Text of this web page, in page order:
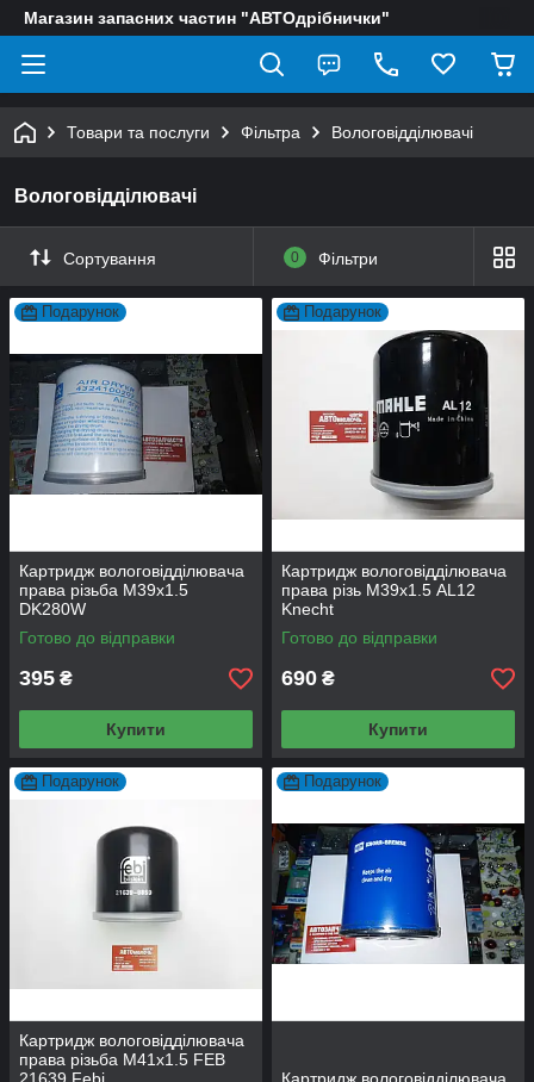
Магазин запасних частин "АВТОдрібнички"
Товари та послуги Фільтра Вологовідділювачі
Вологовідділювачі
Сортування 0 Фільтри
Подарунок
Картридж вологовідділювача
права різьба M39х1.5
DK280W
Готово до відправки
395 ₴
Купити
Подарунок
Картридж вологовідділювача
права різь M39х1.5 AL12
Knecht
Готово до відправки
690 ₴
Купити
Подарунок
Картридж вологовідділювача
права різьба M41х1.5 FEB
Подарунок